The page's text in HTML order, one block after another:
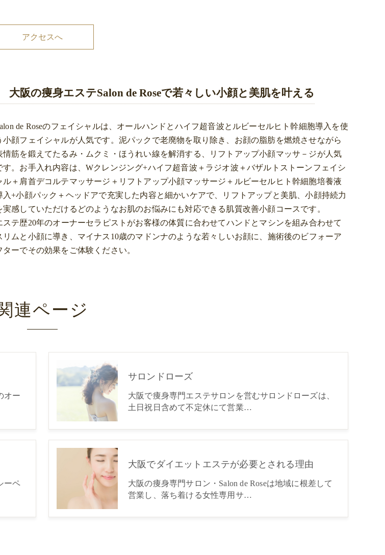
アクセスへ
大阪の痩身エステSalon de Roseで若々しい小顔と美肌を叶える
de Roseのフェイシャルは、オールハンドとハイフ超音波とルビーセルヒト幹細胞導入を使
小顔フェイシャルが人気です。泥パックで老廃物を取り除き、お顔の脂肪を燃焼させながら
情筋を鍛えてたるみ・ムクミ・ほうれい線を解消する、リフトアップ小顔マッサ－ジが人気
す。お手入れ内容は、Wクレンジング+ハイフ超音波＋ラジオ波＋バザルトストーンフェイシ
ル＋肩首デコルテマッサージ＋リフトアップ小顔マッサージ＋ルビーセルヒト幹細胞培養液
入+小顔パック＋ヘッドアで充実した内容と細かいケアで、リフトアップと美肌、小顔持続力
実感していただけるどのようなお肌のお悩みにも対応できる肌質改善小顔コースです。
ステ歴20年のオーナーセラピストがお客様の体質に合わせてハンドとマシンを組み合わせて
リムと小顔に導き、マイナス10歳のマドンナのような若々しいお顔に、施術後のビフォーア
ターでその効果をご体験ください。
連ページ
オー
サロンドローズ
大阪で痩身専門エステサロンを営むサロンドローズは、
土日祝日含めて不定休にて営業…
ーペ
大阪でダイエットエステが必要とされる理由
大阪の痩身専門サロン・Salon de Roseは地域に根差して
営業し、落ち着ける女性専用サ…